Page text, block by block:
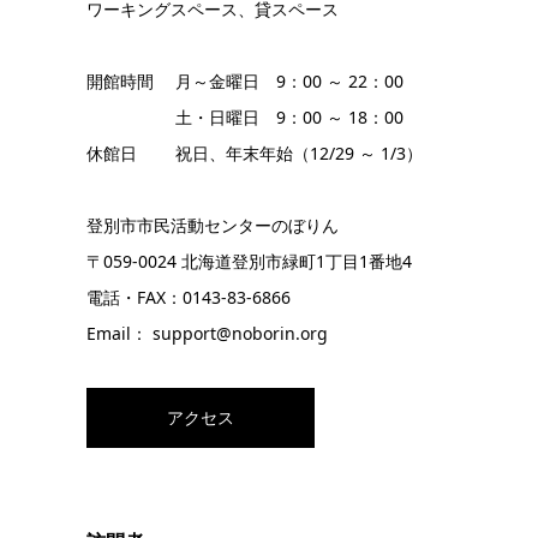
ワーキングスペース、貸スペース
開館時間 月～金曜日 9：00 ～ 22：00
土・日曜日 9：00 ～ 18：00
休館日 祝日、年末年始（12/29 ～ 1/3）
登別市市民活動センターのぼりん
〒059-0024 北海道登別市緑町1丁目1番地4
電話・FAX：0143-83-6866
Email： support@noborin.org
アクセス